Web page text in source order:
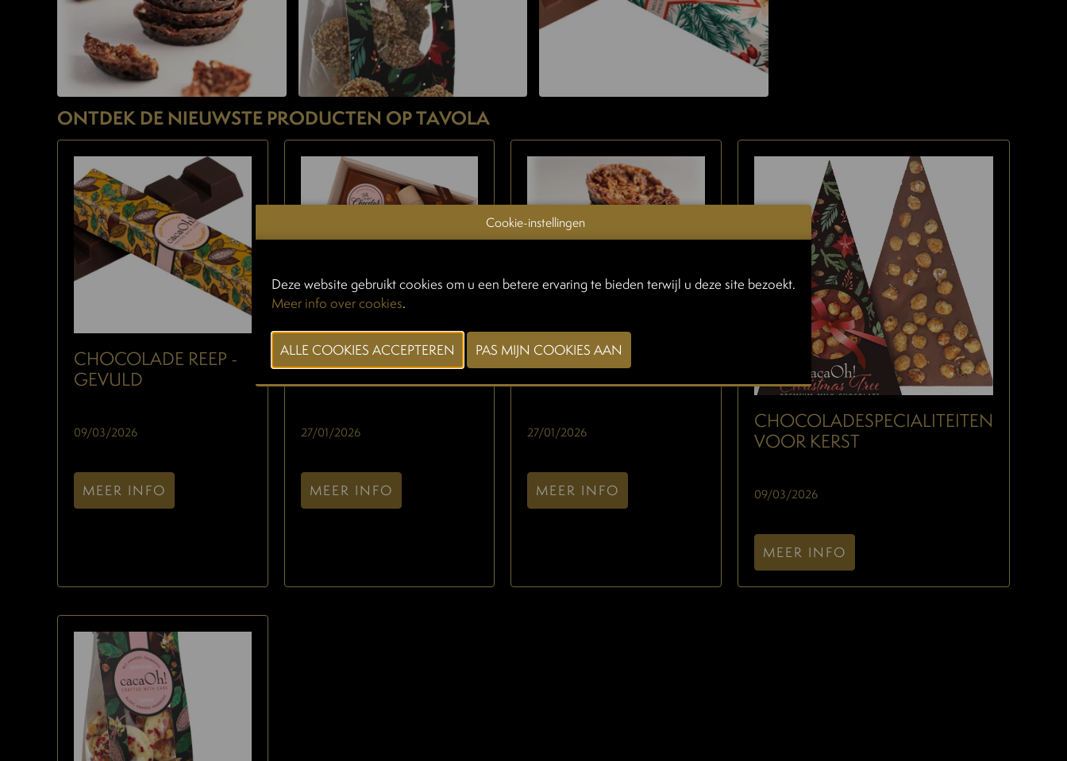
ONTDEK DE NIEUWSTE PRODUCTEN OP TAVOLA
CHOCOLADE REEP -
GEVULD
09/03/2026
MEER INFO
CHOCOLATE BREAK -
HAMERBOX
27/01/2026
MEER INFO
FLORENTINES
27/01/2026
MEER INFO
CHOCOLADESPECIALITEITEN
VOOR KERST
09/03/2026
MEER INFO
Cookie-instellingen
Deze website gebruikt cookies om u een betere ervaring te bieden terwijl u deze site bezoekt.
Meer info over cookies.